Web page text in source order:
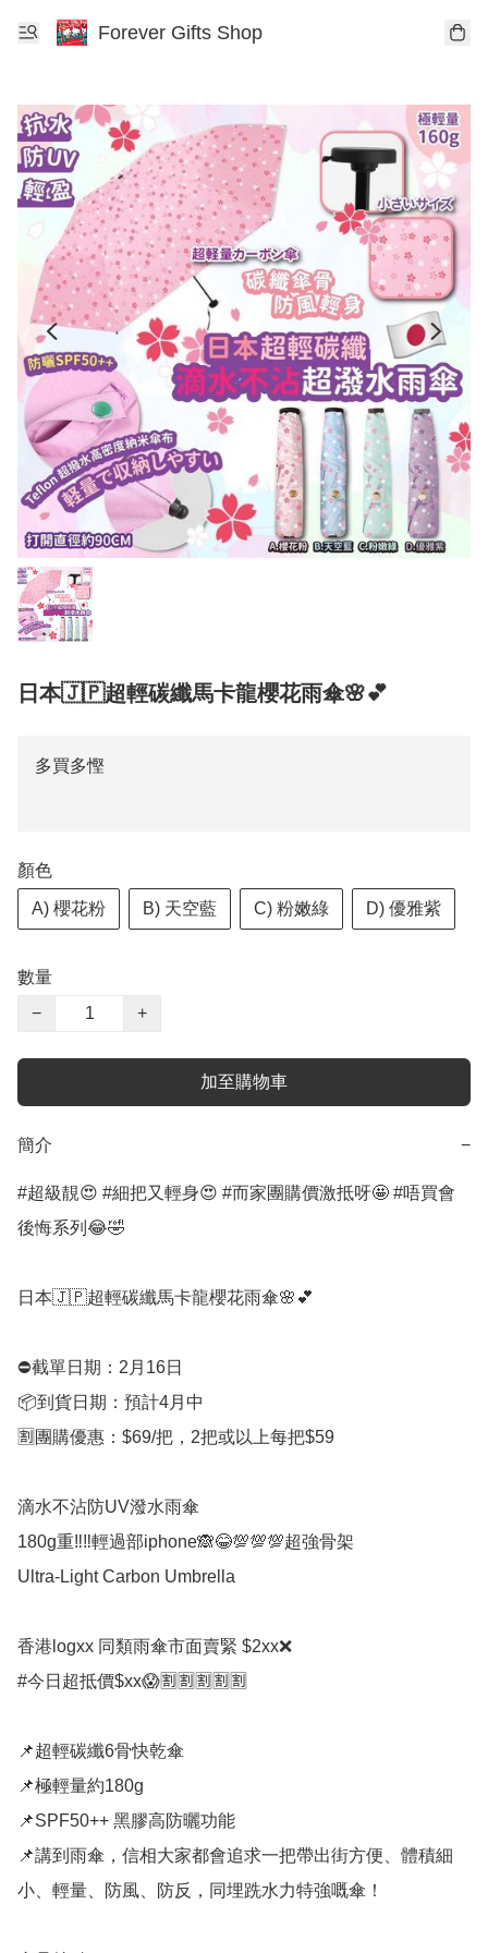
Forever Gifts Shop
日本🇯🇵超輕碳纖馬卡龍櫻花雨傘🌸💕
多買多慳
顏色
A) 櫻花粉 B) 天空藍 C) 粉嫩綠 D) 優雅紫
數量
−
+
加至購物車
簡介 −
#超級靚😍 #細把又輕身😍 #而家團購價激抵呀🤩 #唔買會
後悔系列😂🤣
日本🇯🇵超輕碳纖馬卡龍櫻花雨傘🌸💕
⛔️截單日期：2月16日
📦到貨日期：預計4月中
🈹團購優惠：$69/把，2把或以上每把$59
滴水不沾防UV潑水雨傘
180g重‼️‼️輕過部iphone🙈😂💯💯💯超強骨架
Ultra-Light Carbon Umbrella
香港logxx 同類雨傘市面賣緊 $2xx❌
#今日超抵價$xx😱🈹🈹🈹🈹🈹
📌超輕碳纖6骨快乾傘
📌極輕量約180g
📌SPF50++ 黑膠高防曬功能
📌講到雨傘，信相大家都會追求一把帶出街方便、體積細
小、輕量、防風、防反，同埋跣水力特強嘅傘！